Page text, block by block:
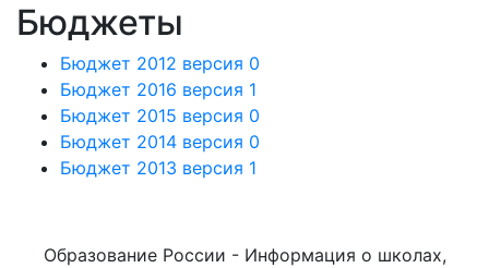
Бюджеты
Бюджет 2012 версия 0
Бюджет 2016 версия 1
Бюджет 2015 версия 0
Бюджет 2014 версия 0
Бюджет 2013 версия 1
Образование России - Информация о школах,